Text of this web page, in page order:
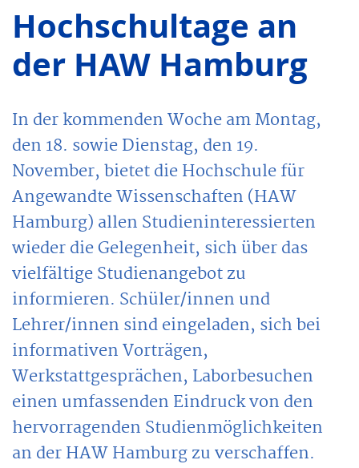
Hochschultage an
der HAW Hamburg
In der kommenden Woche am Montag,
den 18. sowie Dienstag, den 19.
November, bietet die Hochschule für
Angewandte Wissenschaften (HAW
Hamburg) allen Studieninteressierten
wieder die Gelegenheit, sich über das
vielfältige Studienangebot zu
informieren. Schüler/innen und
Lehrer/innen sind eingeladen, sich bei
informativen Vorträgen,
Werkstattgesprächen, Laborbesuchen
einen umfassenden Eindruck von den
hervorragenden Studienmöglichkeiten
an der HAW Hamburg zu verschaffen.